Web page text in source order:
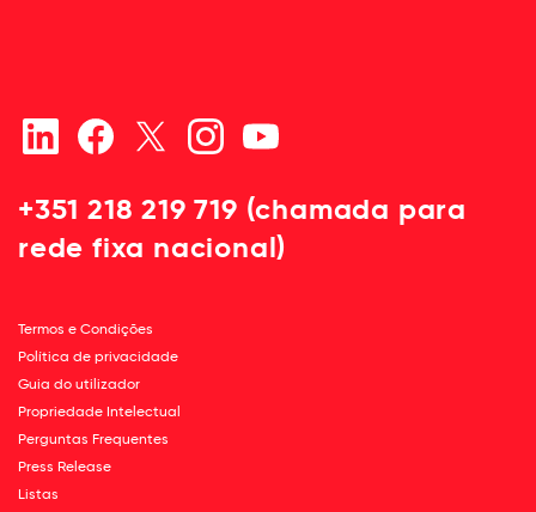
+351 218 219 719 (chamada para
rede fixa nacional)
Termos e Condições
Política de privacidade
Guia do utilizador
Propriedade Intelectual
Perguntas Frequentes
Press Release
Listas